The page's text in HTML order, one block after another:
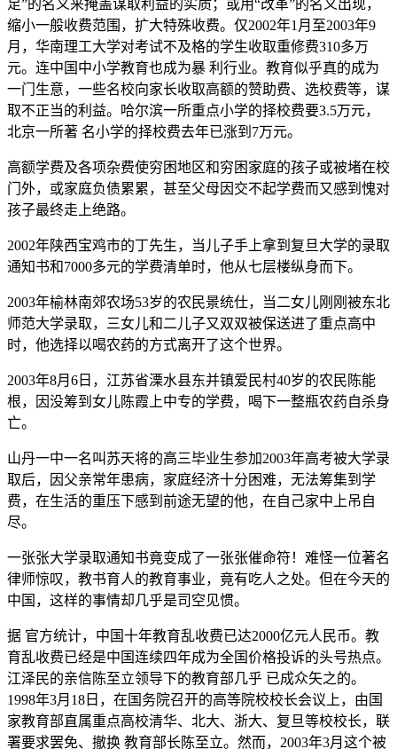
足”的名义来掩盖谋取利益的实质；或用“改革”的名义出现，
缩小一般收费范围，扩大特殊收费。仅2002年1月至2003年9
月，华南理工大学对考试不及格的学生收取重修费310多万
元。连中国中小学教育也成为暴 利行业。教育似乎真的成为
一门生意，一些名校向家长收取高额的赞助费、选校费等，谋
取不正当的利益。哈尔滨一所重点小学的择校费要3.5万元，
北京一所著 名小学的择校费去年已涨到7万元。
高额学费及各项杂费使穷困地区和穷困家庭的孩子或被堵在校
门外，或家庭负债累累，甚至父母因交不起学费而又感到愧对
孩子最终走上绝路。
2002年陕西宝鸡市的丁先生，当儿子手上拿到复旦大学的录取
通知书和7000多元的学费清单时，他从七层楼纵身而下。
2003年榆林南郊农场53岁的农民景统仕，当二女儿刚刚被东北
师范大学录取，三女儿和二儿子又双双被保送进了重点高中
时，他选择以喝农药的方式离开了这个世界。
2003年8月6日，江苏省溧水县东并镇爱民村40岁的农民陈能
根，因没筹到女儿陈霞上中专的学费，喝下一整瓶农药自杀身
亡。
山丹一中一名叫苏天将的高三毕业生参加2003年高考被大学录
取后，因父亲常年患病，家庭经济十分困难，无法筹集到学
费，在生活的重压下感到前途无望的他，在自己家中上吊自
尽。
一张张大学录取通知书竟变成了一张张催命符！难怪一位著名
律师惊叹，教书育人的教育事业，竟有吃人之处。但在今天的
中国，这样的事情却几乎是司空见惯。
据 官方统计，中国十年教育乱收费已达2000亿元人民币。教
育乱收费已经是中国连续四年成为全国价格投诉的头号热点。
江泽民的亲信陈至立领导下的教育部几乎 已成众矢之的。
1998年3月18日，在国务院召开的高等院校校长会议上，由国
家教育部直属重点高校清华、北大、浙大、复旦等校校长，联
署要求罢免、撤换 教育部长陈至立。然而，2003年3月这个被